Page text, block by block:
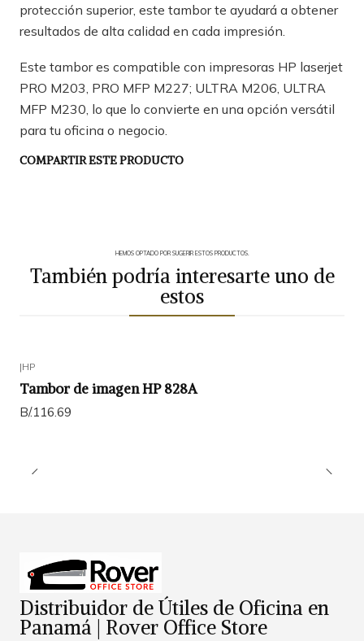
protección superior, este tambor te ayudará a obtener
resultados de alta calidad en cada impresión.
Este tambor es compatible con impresoras HP laserjet
PRO M203, PRO MFP M227; ULTRA M206, ULTRA
MFP M230, lo que lo convierte en una opción versátil
para tu oficina o negocio.
COMPARTIR ESTE PRODUCTO
HEMOS OPTADO POR SUGERIR ESTOS PRODUCTOS.
También podría interesarte uno de
estos
|HP
Tambor de imagen HP 828A
B/.116.69
Distribuidor de Útiles de Oficina en
Panamá | Rover Office Store